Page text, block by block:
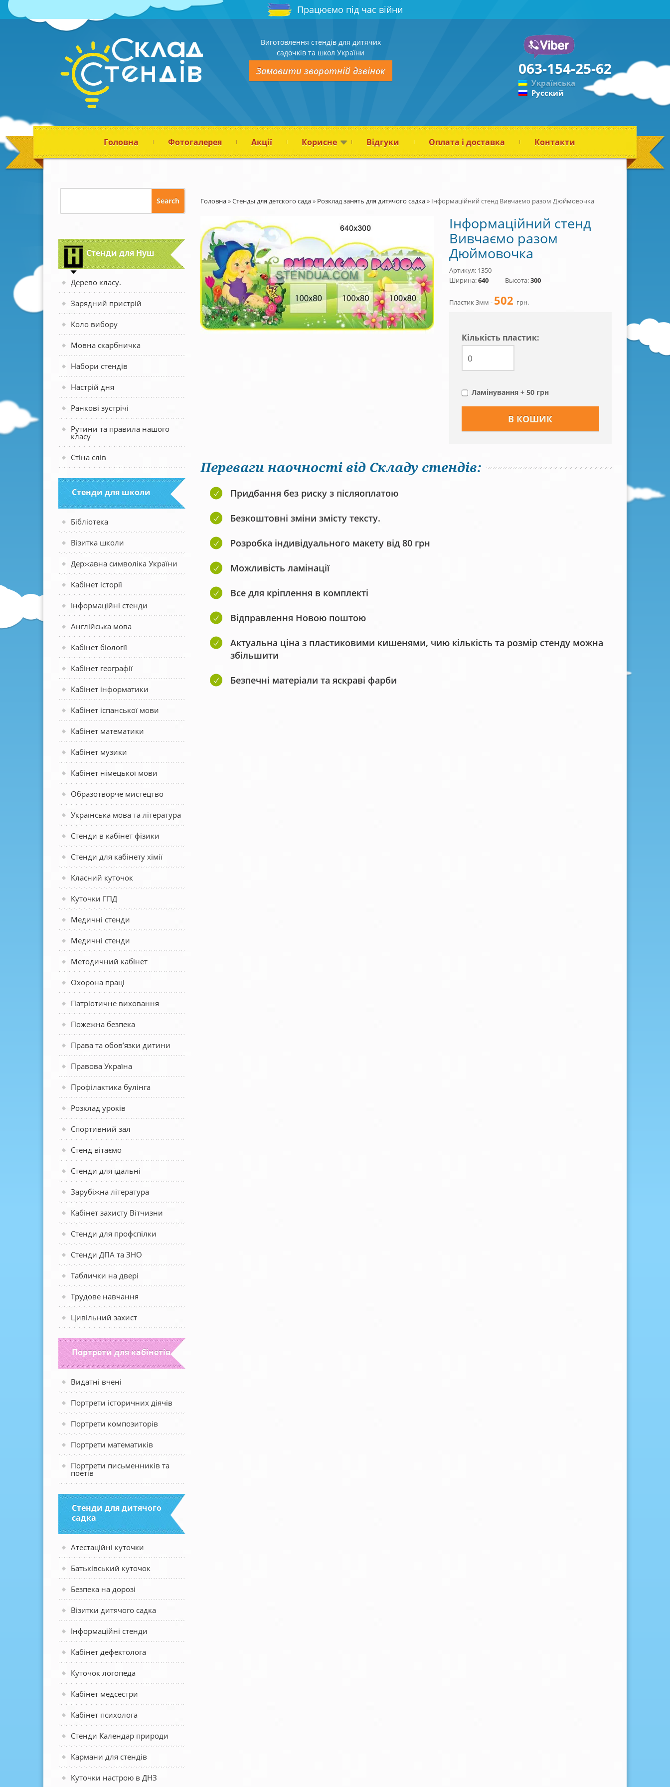
Працюємо під час війни
Виготовлення стендів для дитячих
садочків та школ України
Замовити зворотній дзвінок 063-154-25-62
Українська
Русский
Головна Фотогалерея Акції Корисне Відгуки Оплата і доставка Контакти
Стенди для Нуш
Дерево класу.
Зарядний пристрій
Коло вибору
Мовна скарбничка
Набори стендів
Настрій дня
Ранкові зустрічі
Рутини та правила нашого
класу
Стіна слів
Стенди для школи
Бібліотека
Візитка школи
Державна символіка України
Кабінет історії
Інформаційні стенди
Англійська мова
Кабінет біології
Кабінет географії
Кабінет інформатики
Кабінет іспанської мови
Кабінет математики
Кабінет музики
Кабінет німецької мови
Образотворче мистецтво
Українська мова та література
Стенди в кабінет фізики
Стенди для кабінету хімії
Класний куточок
Куточки ГПД
Медичні стенди
Медичні стенди
Методичний кабінет
Охорона праці
Патріотичне виховання
Пожежна безпека
Права та обов’язки дитини
Правова Україна
Профілактика булінга
Розклад уроків
Спортивний зал
Стенд вітаємо
Стенди для їдальні
Зарубіжна література
Кабінет захисту Вітчизни
Стенди для профспілки
Стенди ДПА та ЗНО
Таблички на двері
Трудове навчання
Цивільний захист
Портрети для кабінетів
Видатні вчені
Портрети історичних діячів
Портрети композиторів
Портрети математиків
Портрети письменників та
поетів
Стенди для дитячого
садка
Атестаційні куточки
Батьківський куточок
Безпека на дорозі
Візитки дитячого садка
Інформаційні стенди
Кабінет дефектолога
Куточок логопеда
Кабінет медсестри
Кабінет психолога
Стенди Календар природи
Кармани для стендів
Куточки настрою в ДНЗ
Головна»Стенды для детского сада» Розклад занять для дитячого садка» Інформаційний стенд Вивчаємо разом Дюймовочка
Інформаційний стенд
Вивчаємо разом
Дюймовочка
Артикул: 1350
Ширина:640 Высота:300
Пластик 3мм - 502 грн.
Кiлькiсть пластик:
Ламінування + 50 грн
Переваги наочності від Складу стендів:
Придбання без риску з післяоплатою
Безкоштовні зміни змісту тексту.
Розробка індивідуального макету від 80 грн
Можливість ламінації
Все для кріплення в комплекті
Відправлення Новою поштою
Актуальна ціна з пластиковими кишенями, чию кількість та розмір стенду можна
збільшити
Безпечні матеріали та яскраві фарби